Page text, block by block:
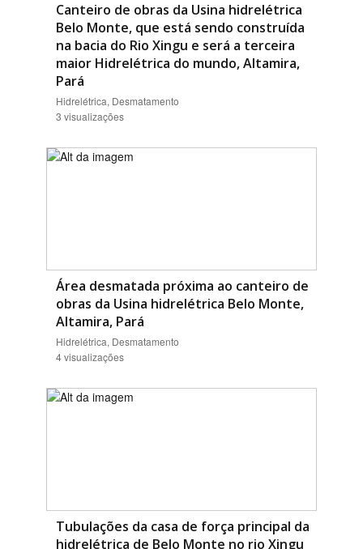
Canteiro de obras da Usina hidrelétrica
Belo Monte, que está sendo construída
na bacia do Rio Xingu e será a terceira
maior Hidrelétrica do mundo, Altamira,
Pará
Hidrelétrica, Desmatamento
3 visualizações
Área desmatada próxima ao canteiro de
obras da Usina hidrelétrica Belo Monte,
Altamira, Pará
Hidrelétrica, Desmatamento
4 visualizações
Tubulações da casa de força principal da
hidrelétrica de Belo Monte no rio Xingu